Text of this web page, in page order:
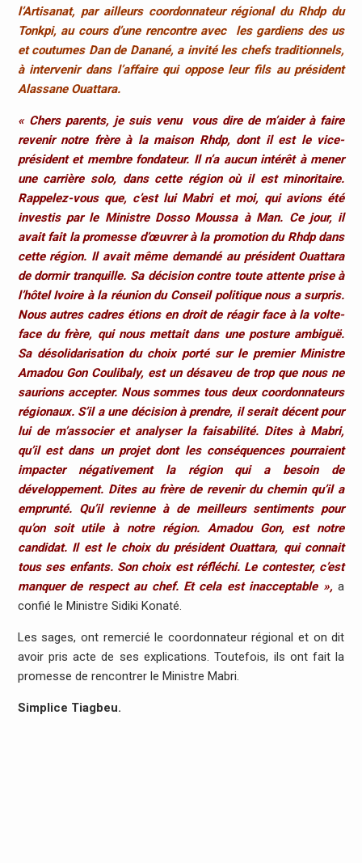
l’Artisanat, par ailleurs coordonnateur régional du Rhdp du
Tonkpi, au cours d’une rencontre avec les gardiens des us
et coutumes Dan de Danané, a invité les chefs traditionnels,
à intervenir dans l’affaire qui oppose leur fils au président
Alassane Ouattara.
« Chers parents, je suis venu vous dire de m’aider à faire
revenir notre frère à la maison Rhdp, dont il est le vice-
président et membre fondateur. Il n’a aucun intérêt à mener
une carrière solo, dans cette région où il est minoritaire.
Rappelez-vous que, c’est lui Mabri et moi, qui avions été
investis par le Ministre Dosso Moussa à Man. Ce jour, il
avait fait la promesse d’œuvrer à la promotion du Rhdp dans
cette région. Il avait même demandé au président Ouattara
de dormir tranquille. Sa décision contre toute attente prise à
l’hôtel Ivoire à la réunion du Conseil politique nous a surpris.
Nous autres cadres étions en droit de réagir face à la volte-
face du frère, qui nous mettait dans une posture ambiguë.
Sa désolidarisation du choix porté sur le premier Ministre
Amadou Gon Coulibaly, est un désaveu de trop que nous ne
saurions accepter. Nous sommes tous deux coordonnateurs
régionaux. S’il a une décision à prendre, il serait décent pour
lui de m’associer et analyser la faisabilité. Dites à Mabri,
qu’il est dans un projet dont les conséquences pourraient
impacter négativement la région qui a besoin de
développement. Dites au frère de revenir du chemin qu’il a
emprunté. Qu’il revienne à de meilleurs sentiments pour
qu’on soit utile à notre région. Amadou Gon, est notre
candidat. Il est le choix du président Ouattara, qui connait
tous ses enfants. Son choix est réfléchi. Le contester, c’est
manquer de respect au chef. Et cela est inacceptable »,a
confié le Ministre Sidiki Konaté.
Les sages, ont remercié le coordonnateur régional et on dit
avoir pris acte de ses explications. Toutefois, ils ont fait la
promesse de rencontrer le Ministre Mabri.
Simplice Tiagbeu.